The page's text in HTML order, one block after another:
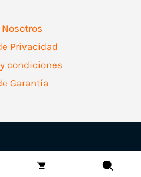
Privacidad
condiciones
Garantía